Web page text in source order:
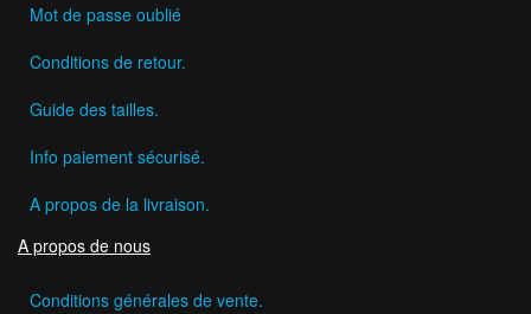
Mot de passe oublié
Conditions de retour.
Guide des tailles.
Info paiement sécurisé.
A propos de la livraison.
A propos de nous
Conditions générales de vente.